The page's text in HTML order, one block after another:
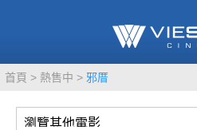
首頁 熱售中 邪厝